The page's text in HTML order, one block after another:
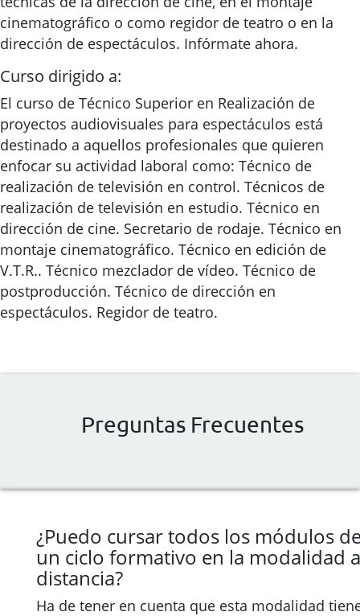
cinematográfico o como regidor de teatro o en la
dirección de espectáculos. Infórmate ahora.
Curso dirigido a:
El curso de Técnico Superior en Realización de
proyectos audiovisuales para espectáculos está
destinado a aquellos profesionales que quieren
enfocar su actividad laboral como: Técnico de
realización de televisión en control. Técnicos de
realización de televisión en estudio. Técnico en
dirección de cine. Secretario de rodaje. Técnico en
montaje cinematográfico. Técnico en edición de
V.T.R.. Técnico mezclador de vídeo. Técnico de
postproducción. Técnico de dirección en
espectáculos. Regidor de teatro.
Preguntas Frecuentes
¿Puedo cursar todos los módulos
un ciclo formativo en la modalidad a
distancia?
Ha de tener en cuenta que esta modalidad